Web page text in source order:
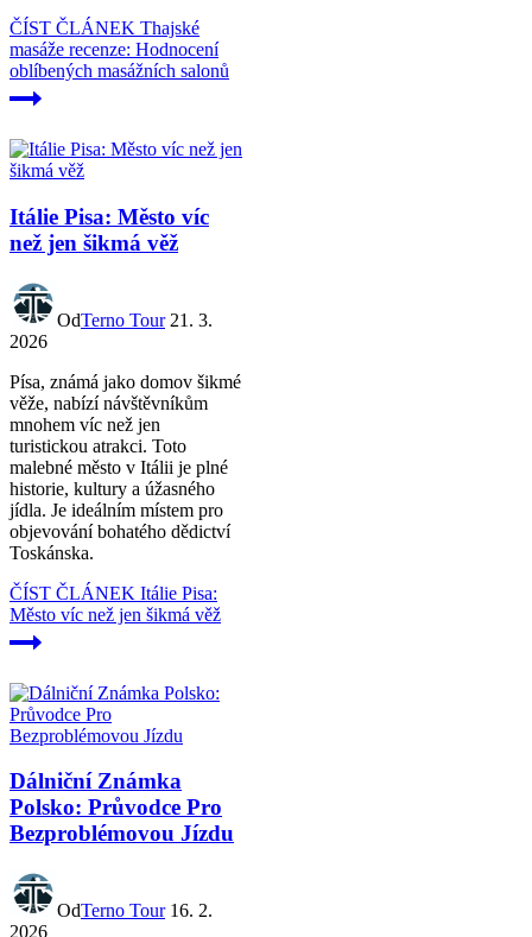
ČÍST ČLÁNEK Thajské
masáže recenze: Hodnocení
oblíbených masážních salonů
Itálie Pisa: Město víc
než jen šikmá věž
OdTerno Tour 21. 3.
2026
Písa, známá jako domov šikmé
věže, nabízí návštěvníkům
mnohem víc než jen
turistickou atrakci. Toto
malebné město v Itálii je plné
historie, kultury a úžasného
jídla. Je ideálním místem pro
objevování bohatého dědictví
Toskánska.
ČÍST ČLÁNEK Itálie Pisa:
Město víc než jen šikmá věž
Dálniční Známka
Polsko: Průvodce Pro
Bezproblémovou Jízdu
OdTerno Tour 16. 2.
2026